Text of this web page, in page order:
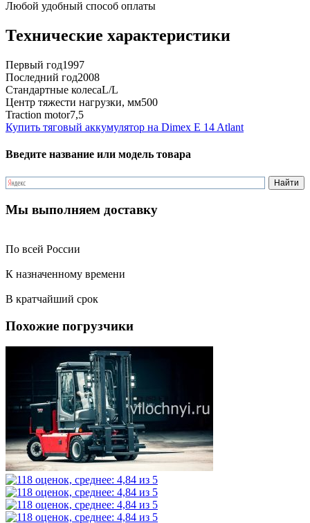
Любой удобный способ оплаты
Технические характеристики
Первый год1997
Последний год2008
Стандартные колесаL/L
Центр тяжести нагрузки, мм500
Traction motor7,5
Купить тяговый аккумулятор на Dimex E 14 Atlant
Введите название или модель товара
Мы выполняем доставку
По всей России
К назначенному времени
В кратчайший срок
Похожие погрузчики